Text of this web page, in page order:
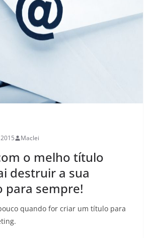
Maclei
o melho título
destruir a sua
para sempre!
quando for criar um título para